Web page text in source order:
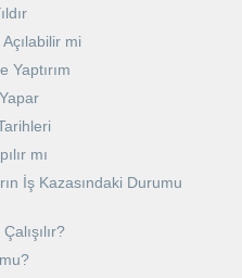
mi
Yaptırım
mı
İş Kazasındaki Durumu